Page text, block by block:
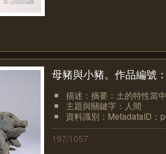
母豬與小豬。作品編號
描述：摘要：土的特性當
主題與關鍵字：人間
資料識別：MetadataID
197/1057